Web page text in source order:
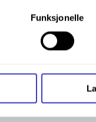
din tillatelse til alle
formålet, og
bruker
Informasjonskapsler
Funksjonelle
teikningstypar.